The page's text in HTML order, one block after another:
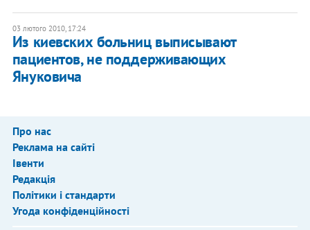
03 лютого 2010, 17:24
Из киевских больниц выписывают
пациентов, не поддерживающих
Януковича
Про нас
Реклама на сайті
Івенти
Редакція
Політики і стандарти
Угода конфіденційності